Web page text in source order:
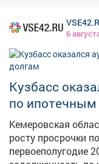
почти год! Люди,
на свои
но не могут
жильё нельзя
КРТ, ждите“ (с
застройщикам,
данным
Николая Хаблюка,
застройщиков
«Мы будем
6
Кузбасс
по
Кемеровская
росту просрочки
первоеполугодие